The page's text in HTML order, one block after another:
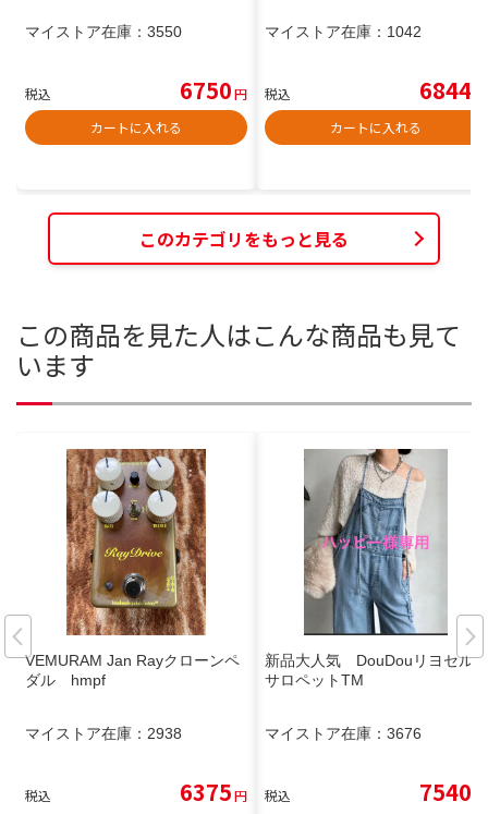
マイストア在庫： 3550
税込 6750円
カートに入れる
マイストア在庫： 1042
税込 6844
カートに入れる
このカテゴリをもっと見る
この商品を見た人はこんな商品も見て
います
VEMURAM Jan Rayクローンペ
ダル hmpf
マイストア在庫： 2938
税込 6375円
新品大人気 DouDouリヨセル
サロペットTM
マイストア在庫： 3676
税込 7540